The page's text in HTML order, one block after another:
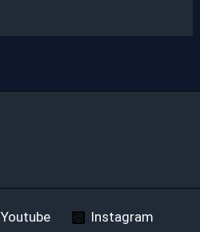
Youtube
Instagram